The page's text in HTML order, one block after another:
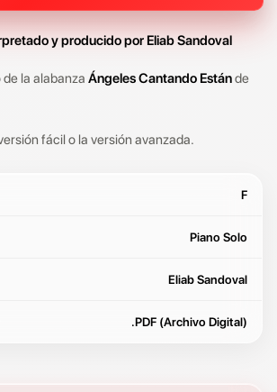
y producido por Eliab Sandoval
la alabanza Ángeles Cantando Estánde
fácil o la versión avanzada.
F
Piano Solo
Eliab Sandoval
.PDF (Archivo Digital)